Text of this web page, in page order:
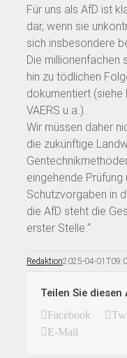
Für uns als AfD ist
dar, wenn sie
sich insbesondere
Die millionenfachen
hin zu tödlichen
dokumentiert (siehe
VAERS u.a.).
Wir müssen daher
die zukünftige
eingehende
Schutzvorgaben in
die AfD steht die
erster Stelle.“
Redaktion2025-04-
Teilen Sie diesen
Facebook
E-Mail